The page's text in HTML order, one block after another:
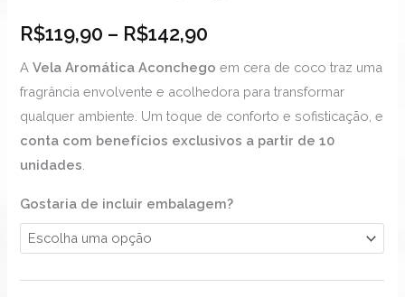
R$119,90 – R$142,90
AVela Aromática Aconchego em cera de coco traz uma
fragrância envolvente e acolhedora para transformar
qualquer ambiente. Um toque de conforto e sofisticação, e
conta com benefícios exclusivos a partir de 10
unidades
Gostaria de incluir embalagem?